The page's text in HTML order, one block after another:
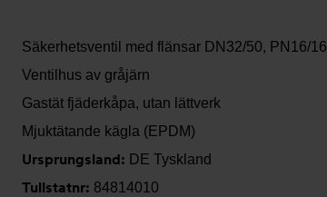
Säkerhetsventil med flänsar DN32/50, PN16/16
Ventilhus av gråjärn
Gastät fjäderkåpa, utan lättverk
Mjuktätande kägla (EPDM)
Ursprungsland: DE Tyskland
Tullstatnr: 84814010